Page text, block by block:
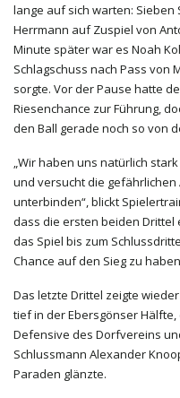
lange auf sich warten:
Herrmann auf Zuspiel von
Minute später war es Noah
Schlagschuss nach Pass von
sorgte. Vor der Pause hatte
Riesenchance zur Führung,
den Ball gerade noch so von
„Wir haben uns natürlich
und versucht die
unterbinden“, blickt
dass die ersten beiden
das Spiel bis zum
Chance auf den Sieg zu
Das letzte Drittel zeigte
tief in der Ebersgönser
Defensive des Dorfvereins
Schlussmann Alexander
Paraden glänzte.